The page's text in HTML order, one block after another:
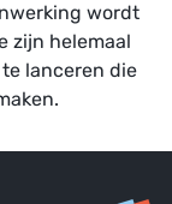
wordt
zijn helemaal
lanceren die